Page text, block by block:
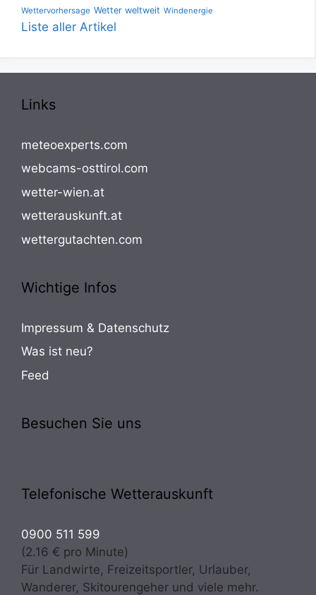
Wettervorhersage Wetter weltweit Windenergie
Liste aller Artikel
Links
meteoexperts.com
webcams-osttirol.com
wetter-wien.at
wetterauskunft.at
wettergutachten.com
Wichtige Infos
Impressum & Datenschutz
Was ist neu?
Feed
Besuchen Sie uns
Telefonische Wetterauskunft
0900 511 599
(2.16 € pro Minute)
Für Landwirte, Freizeitsportler, Urlauber,
Wanderer, Skitourengeher und viele mehr.